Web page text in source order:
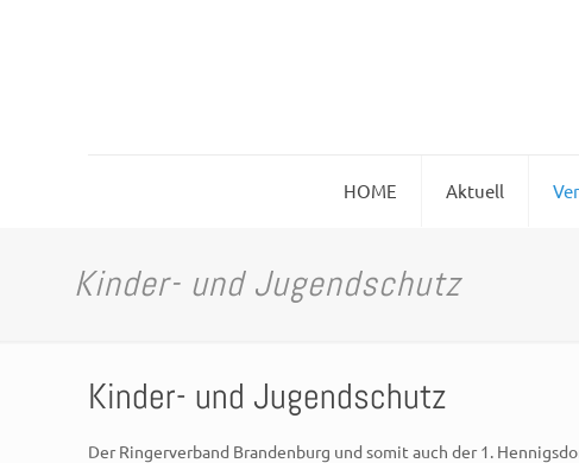
HOME Aktuell
Kinder- und Jugendschutz
Kinder- und Jugendschutz
Der Ringerverband Brandenburg und somit auch der 1.